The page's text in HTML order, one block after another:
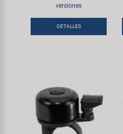
versiones
DETALLES